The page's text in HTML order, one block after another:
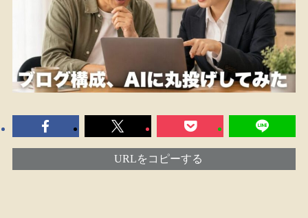
URLをコピーする